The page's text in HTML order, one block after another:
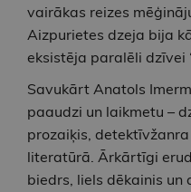
vairākas reizes
Aizpurietes dzeja bija
eksistēja paralēli dzīvei
Savukārt Anatols
paaudzi un laikmetu –
prozaiķis,
literatūrā. Ārkārtīgi
biedrs, liels dēkainis un